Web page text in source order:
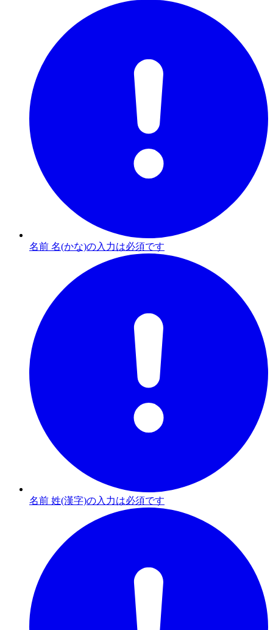
名前 名(かな)の入力は必須です
名前 姓(漢字)の入力は必須です